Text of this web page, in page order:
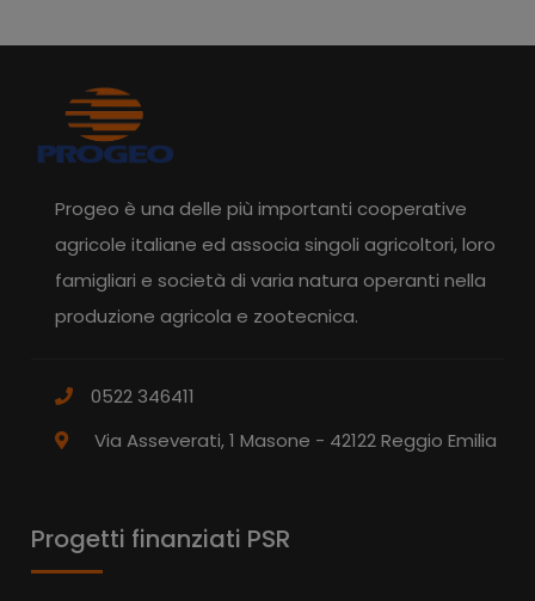
Progeo è una delle più importanti cooperative
agricole italiane ed associa singoli agricoltori, loro
famigliari e società di varia natura operanti nella
produzione agricola e zootecnica.
0522 346411
Via Asseverati, 1 Masone - 42122 Reggio Emilia
Progetti finanziati PSR